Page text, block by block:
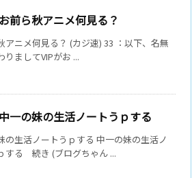
前ら秋アニメ何見る？
アニメ何見る？ (カジ速) 33 ：以下、名無
りましてVIPがお ...
一の妹の生活ノートうｐする
の生活ノートうｐする 中一の妹の生活ノ
する 続き (ブログちゃん ...